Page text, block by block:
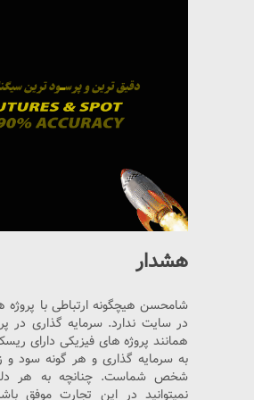
هشدار
شامحسن هیچگونه ارتباطی با
در سایت ندارد. سرمایه گذاری در
همانند پروژه های فیزیکی دارای
به سرمایه گذاری و هر گونه سود و
شخص شماست. چنانچه به هر
نمیتوانید در این تجارت موفق